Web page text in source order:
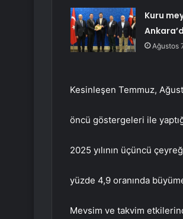
Kuru
Ağustos
Kesinleşen Temmuz,
öncü göstergeleri ile
2025 yılının üçüncü
yüzde 4,9 oranında
Mevsim ve takvim